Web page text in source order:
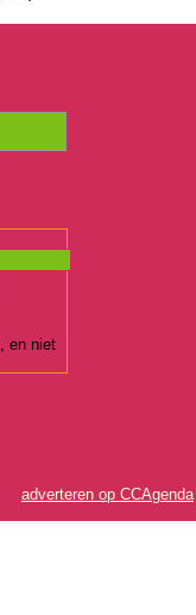
, en niet
adverteren op CCAgenda